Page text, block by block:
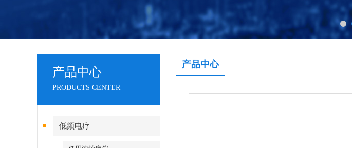
产品中心
PRODUCTS CENTER
低频电疗
产品中心